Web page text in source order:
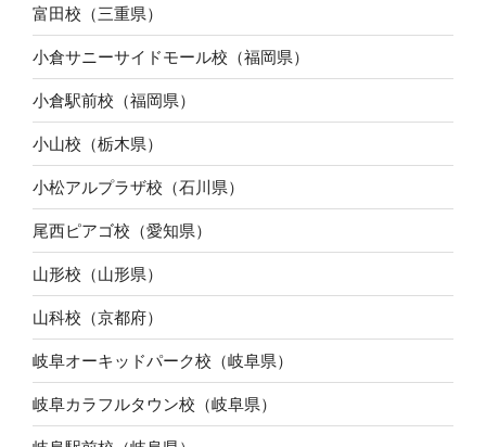
富田校（三重県）
小倉サニーサイドモール校（福岡県）
小倉駅前校（福岡県）
小山校（栃木県）
小松アルプラザ校（石川県）
尾西ピアゴ校（愛知県）
山形校（山形県）
山科校（京都府）
岐阜オーキッドパーク校（岐阜県）
岐阜カラフルタウン校（岐阜県）